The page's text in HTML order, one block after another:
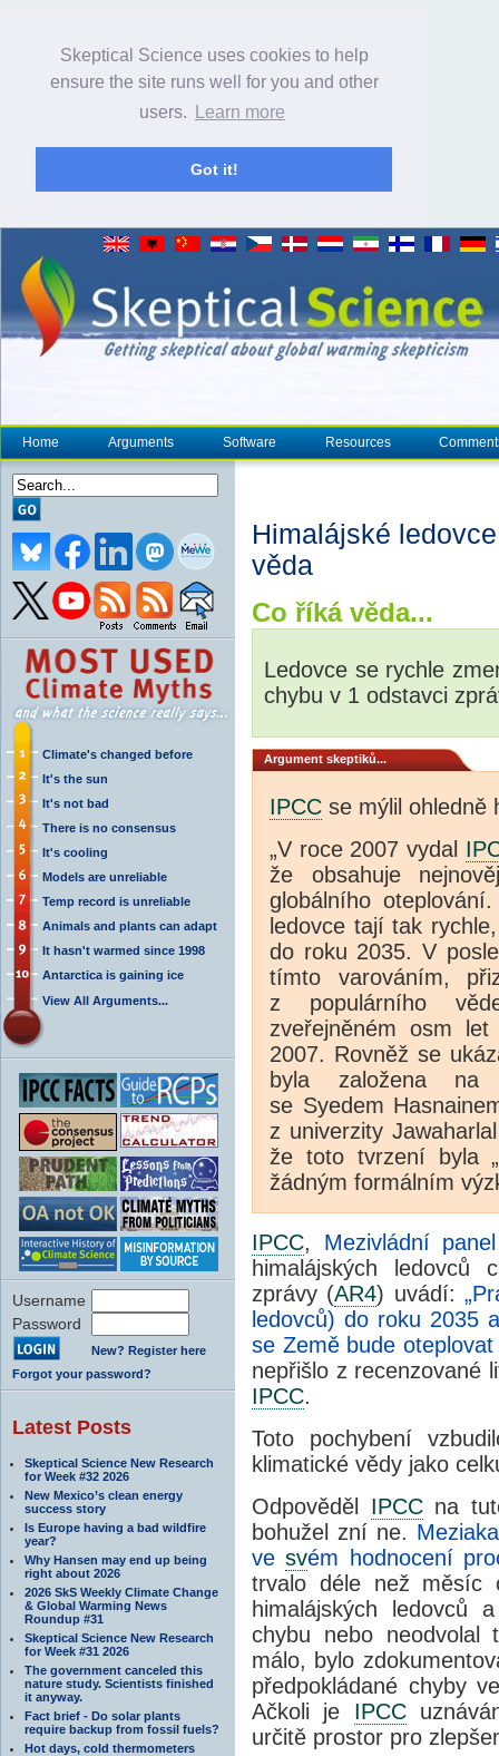
Skeptical Science uses cookies to help
ensure the site runs well for you and other
users.
Learn more
Got it!
Home Arguments Software Resources
Climate's changed before
It's the sun
It's not bad
There is no consensus
It's cooling
Models are unreliable
Temp record is unreliable
Animals and plants can adapt
It hasn't warmed since 1998
Antarctica is gaining ice
View All Arguments...
Username
Password
New? Register here
Forgot your password?
Latest Posts
Skeptical Science New Research
for Week #32 2026
New Mexico’s clean energy
success story
Is Europe having a bad wildfire
year?
Why Hansen may end up being
right about 2026
2026 SkS Weekly Climate Change
& Global Warming News
Roundup #31
Skeptical Science New Research
for Week #31 2026
The government canceled this
nature study. Scientists finished
it anyway.
Fact brief - Do solar plants
require backup from fossil fuels?
Hot days, cold thermometers
Himalájské
věda
Co říká věda...
Ledovce se rychle
chybu v 1 odstavci
Argument skeptiků...
IPCC se mýlil ohledně
„V roce 2007 vydal
že obsahuje
globálního
ledovce tají tak
do roku 2035. V
tímto varováním,
z populárního
zveřejněném osm
2007. Rovněž se
byla založena na
se Syedem
z univerzity
že toto tvrzení byla
žádným formálním
IPCC, Mezivládní
himalájských ledovců
zprávy (AR4) uvádí:
ledovců) do roku 2035
se Země bude
nepřišlo z recenzované
IPCC.
Toto pochybení
klimatické vědy jako
Odpověděl IPCCna
bohužel zní ne.
vesvém hodnocení
trvalo déle než měsíc
himalájských ledovců
chybu nebo neodvolal
málo, bylo
předpokládané chyby
Ačkoli je IPCC
určitě prostor pro